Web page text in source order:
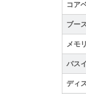
コア
ブー
メモ
バス
ディ